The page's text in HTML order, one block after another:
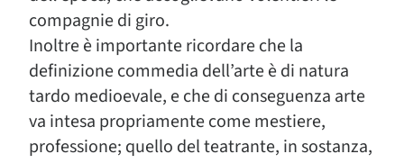
compagnie di giro.
Inoltre è importante ricordare che la
definizione commedia dell’arte è di natura
tardo medioevale, e che di conseguenza arte
va intesa propriamente come mestiere,
professione; quello del teatrante, in sostanza,